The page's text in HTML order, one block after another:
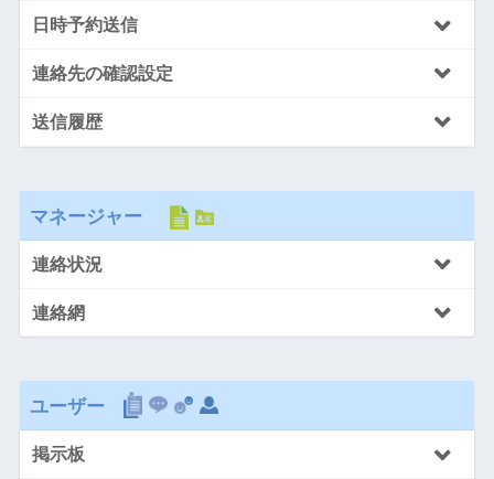
日時予約送信
連絡先の確認設定
送信履歴
マネージャー
連絡状況
連絡網
ユーザー
掲示板